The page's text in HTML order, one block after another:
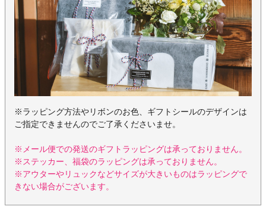
※ラッピング方法やリボンのお色、ギフトシールのデザインは
ご指定できませんのでご了承くださいませ。
※メール便での発送のギフトラッピングは承っておりません。
※ステッカー、福袋のラッピングは承っておりません。
※アウターやリュックなどサイズが大きいものはラッピングで
きない場合がございます。